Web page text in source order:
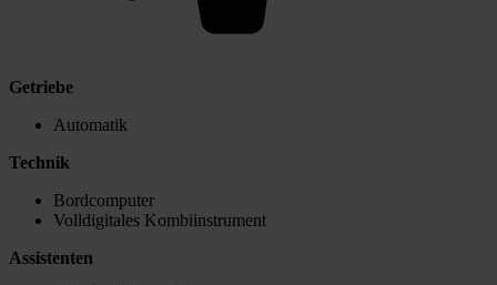
Getriebe
Automatik
Technik
Bordcomputer
Volldigitales Kombiinstrument
Assistenten